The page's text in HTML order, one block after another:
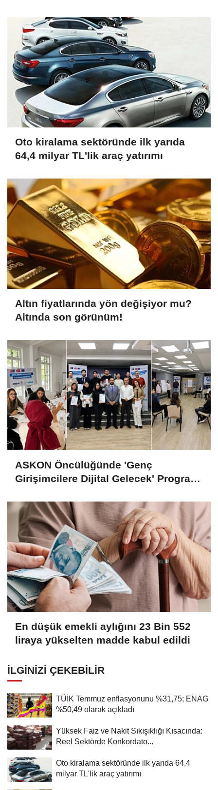
Oto kiralama sektöründe ilk yarıda
64,4 milyar TL'lik araç yatırımı
Altın fiyatlarında yön değişiyor mu?
Altında son görünüm!
ASKON Öncülüğünde 'Genç
Girişimcilere Dijital Gelecek' Programı
En düşük emekli aylığını 23 Bin 552
liraya yükselten madde kabul edildi
İLGINIZI ÇEKEBILIR
TÜİK Temmuz enflasyonunu %31,75; ENAG
%50,49 olarak açıkladı
Yüksek Faiz ve Nakit Sıkışıklığı Kısacında:
Reel Sektörde Konkordato...
Oto kiralama sektöründe ilk yarıda 64,4
milyar TL'lik araç yatırımı